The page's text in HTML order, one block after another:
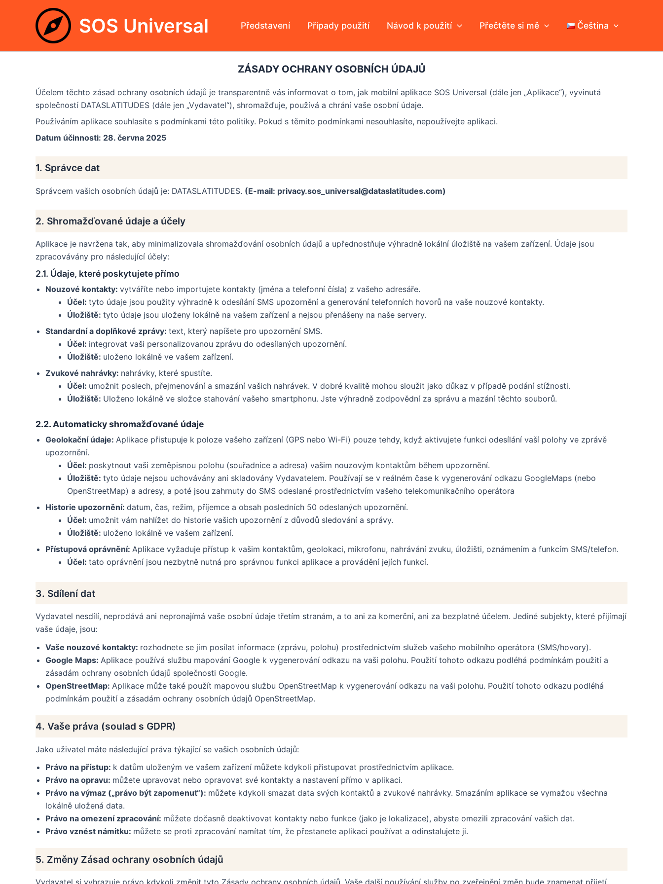
SOS Universal Představení Případy použití Návod k použití Přečtěte si mě Čeština
ZÁSADY OCHRANY OSOBNÍCH ÚDAJŮ
Účelem těchto zásad ochrany osobních údajů je transparentně vás informovat o tom, jak mobilní aplikace SOS Universal (dále jen „Aplikace“), vyvinutá
společností DATASLATITUDES (dále jen „Vydavatel“), shromažďuje, používá a chrání vaše osobní údaje.
Používáním aplikace souhlasíte s podmínkami této politiky. Pokud s těmito podmínkami nesouhlasíte, nepoužívejte aplikaci.
Datum účinnosti: 28. června 2025
1. Správce dat
Správcem vašich osobních údajů je: DATASLATITUDES. (E-mail: privacy.sos_universal@dataslatitudes.com)
2. Shromažďované údaje a účely
Aplikace je navržena tak, aby minimalizovala shromažďování osobních údajů a upřednostňuje výhradně lokální úložiště na vašem zařízení. Údaje jsou
zpracovávány pro následující účely:
2.1. Údaje, které poskytujete přímo
Nouzové kontakty: vytváříte nebo importujete kontakty (jména a telefonní čísla) z vašeho adresáře.
Účel: tyto údaje jsou použity výhradně k odesílání SMS upozornění a generování telefonních hovorů na vaše nouzové kontakty.
Úložiště: tyto údaje jsou uloženy lokálně na vašem zařízení a nejsou přenášeny na naše servery.
Standardní a doplňkové zprávy: text, který napíšete pro upozornění SMS.
Účel: integrovat vaši personalizovanou zprávu do odesílaných upozornění.
Úložiště: uloženo lokálně ve vašem zařízení.
Zvukové nahrávky: nahrávky, které spustíte.
Účel: umožnit poslech, přejmenování a smazání vašich nahrávek. V dobré kvalitě mohou sloužit jako důkaz v případě podání stížnosti.
Úložiště: Uloženo lokálně ve složce stahování vašeho smartphonu. Jste výhradně zodpovědní za správu a mazání těchto souborů.
2.2. Automaticky shromažďované údaje
Geolokační údaje: Aplikace přistupuje k poloze vašeho zařízení (GPS nebo Wi-Fi) pouze tehdy, když aktivujete funkci odesílání vaší polohy ve zprávě
upozornění.
Účel: poskytnout vaši zeměpisnou polohu (souřadnice a adresa) vašim nouzovým kontaktům během upozornění.
Úložiště: tyto údaje nejsou uchovávány ani skladovány Vydavatelem. Používají se v reálném čase k vygenerování odkazu GoogleMaps (nebo
OpenStreetMap) a adresy, a poté jsou zahrnuty do SMS odeslané prostřednictvím vašeho telekomunikačního operátora
Historie upozornění: datum, čas, režim, příjemce a obsah posledních 50 odeslaných upozornění.
Účel: umožnit vám nahlížet do historie vašich upozornění z důvodů sledování a správy.
Úložiště: uloženo lokálně ve vašem zařízení.
Přístupová oprávnění: Aplikace vyžaduje přístup k vašim kontaktům, geolokaci, mikrofonu, nahrávání zvuku, úložišti, oznámením a funkcím SMS/telefon.
Účel: tato oprávnění jsou nezbytně nutná pro správnou funkci aplikace a provádění jejích funkcí.
3. Sdílení dat
Vydavatel nesdílí, neprodává ani nepronajímá vaše osobní údaje třetím stranám, a to ani za komerční, ani za bezplatné účelem. Jediné subjekty, které přijímají
vaše údaje, jsou:
Vaše nouzové kontakty: rozhodnete se jim posílat informace (zprávu, polohu) prostřednictvím služeb vašeho mobilního operátora (SMS/hovory).
Google Maps: Aplikace používá službu mapování Google k vygenerování odkazu na vaši polohu. Použití tohoto odkazu podléhá podmínkám použití a
zásadám ochrany osobních údajů společnosti Google.
OpenStreetMap: Aplikace může také použít mapovou službu OpenStreetMap k vygenerování odkazu na vaši polohu. Použití tohoto odkazu podléhá
podmínkám použití a zásadám ochrany osobních údajů OpenStreetMap.
4. Vaše práva (soulad s GDPR)
Jako uživatel máte následující práva týkající se vašich osobních údajů:
Právo na přístup: k datům uloženým ve vašem zařízení můžete kdykoli přistupovat prostřednictvím aplikace.
Právo na opravu: můžete upravovat nebo opravovat své kontakty a nastavení přímo v aplikaci.
Právo na výmaz („právo být zapomenut“): můžete kdykoli smazat data svých kontaktů a zvukové nahrávky. Smazáním aplikace se vymažou všechna
lokálně uložená data.
Právo na omezení zpracování: můžete dočasně deaktivovat kontakty nebo funkce (jako je lokalizace), abyste omezili zpracování vašich dat.
Právo vznést námitku: můžete se proti zpracování namítat tím, že přestanete aplikaci používat a odinstalujete ji.
5. Změny Zásad ochrany osobních údajů